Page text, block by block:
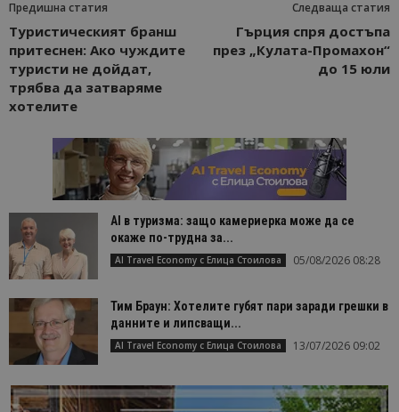
Предишна статия
Туристическият бранш
притеснен: Ако чуждите
туристи не дойдат,
трябва да затваряме
хотелите
Следваща статия
Гърция спря достъпа
през „Кулата-Промахон“
до 15 юли
AI в туризма: защо камериерка може да се
окаже по-трудна за...
AI Travel Economy с Елица Стоилова 05/08/2026 08:28
Тим Браун: Хотелите губят пари заради грешки в
данните и липсващи...
AI Travel Economy с Елица Стоилова 13/07/2026 09:02